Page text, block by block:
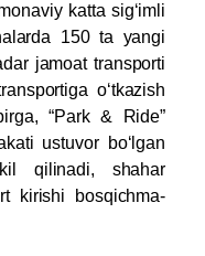
katta sig‘imli
150 ta yangi
jamoat transporti
o‘tkazish
“Park & Ride”
ustuvor bo‘lgan
qilinadi, shahar
kirishi bosqichma-